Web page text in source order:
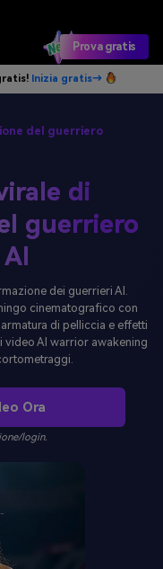
Prova gratis
Inizia gratis→
del guerriero
di
guerriero
dei guerrieri AI.
cinematografico con
di pelliccia e effetti
video AI warrior awakening
Ora
login.